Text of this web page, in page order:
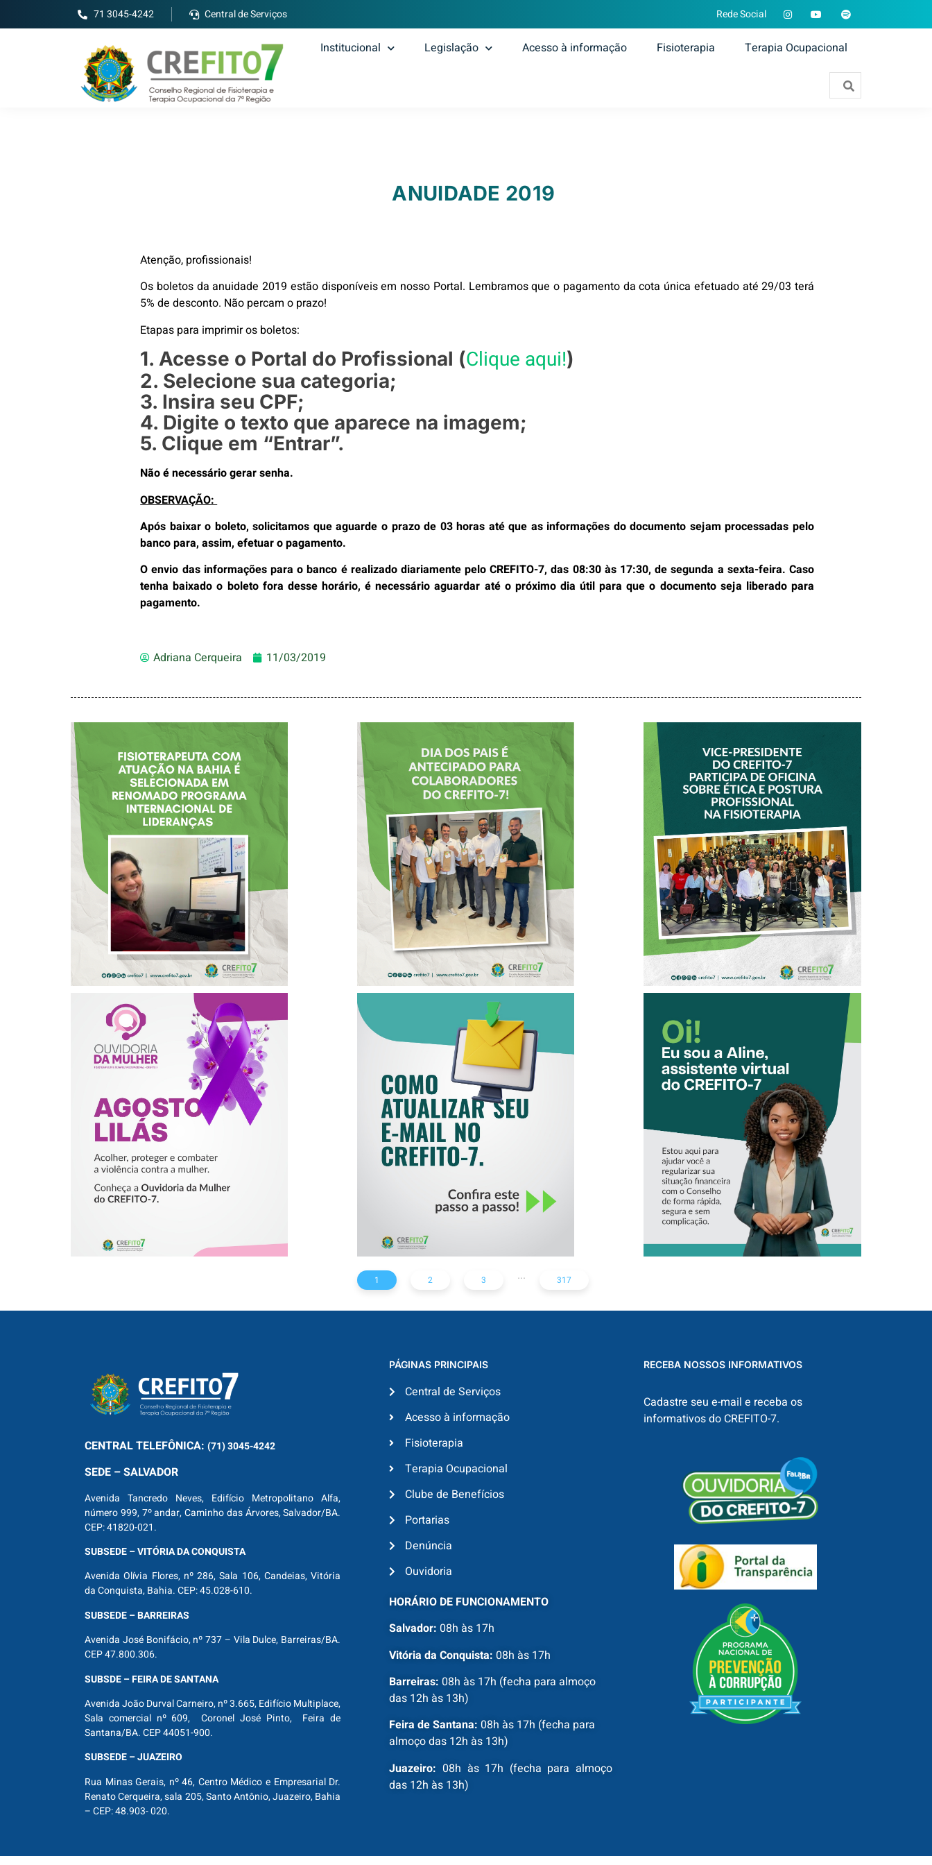
71 3045-4242 Central de Serviços Rede Social
Institucional Legislação Acesso à informação Fisioterapia Terapia Ocupacional
ANUIDADE 2019
Atenção, profissionais!
Os boletos da anuidade 2019 estão disponíveis em nosso Portal. Lembramos que o pagamento da cota única efetuado até 29/03 terá
5% de desconto. Não percam o prazo!
Etapas para imprimir os boletos:
1. Acesse o Portal do Profissional (Clique aqui!)
2. Selecione sua categoria;
3. Insira seu CPF;
4. Digite o texto que aparece na imagem;
5. Clique em “Entrar”.
Não é necessário gerar senha.
OBSERVAÇÃO:
Após baixar o boleto, solicitamos que aguarde o prazo de 03 horas até que as informações do documento sejam processadas pelo
banco para, assim, efetuar o pagamento.
O envio das informações para o banco é realizado diariamente pelo CREFITO-7, das 08:30 às 17:30, de segunda a sexta-feira. Caso
tenha baixado o boleto fora desse horário, é necessário aguardar até o próximo dia útil para que o documento seja liberado para
pagamento.
Adriana Cerqueira 11/03/2019
FISIOTERAPEUTA
COM ATUAÇÃO NA
BAHIA É
SELECIONADA EM
RENOMADO
PROGRAMA
INTERNACIONAL
DE LIDERANÇAS
DIA DOS PAIS É
ANTECIPADO
PARA
COLABORADORES
DO CREFITO-7
VICE-PRESIDENTE
DO CREFITO-7
PARTICIPA DE
OFICINA SOBRE
ÉTICA E POSTURA
PROFISSIONAL NA
FISIOTERAPIA
AGOSTO LILÁS –
ACOLHER,
PROTEGER E
COMBATER A
VIOLÊNCIA
CONTRA A
MULHER
COMO ATUALIZAR
SEU E-MAIL NO
CREFITO-7
CONHEÇA A
‘ALINE’,
ASSISTENTE
VIRTUAL DO
CREFITO-7
1 2 3 ... 317
CENTRALTELEFÔNICA: (71) 3045-4242
SEDE – SALVADOR
Avenida Tancredo Neves, Edifício Metropolitano Alfa,
número 999, 7º andar, Caminho das Árvores, Salvador/BA.
CEP: 41820-021.
SUBSEDE – VITÓRIA DA CONQUISTA
Avenida Olívia Flores, nº 286, Sala 106, Candeias, Vitória
da Conquista, Bahia. CEP: 45.028-610.
SUBSEDE – BARREIRAS
Avenida José Bonifácio, nº 737 – Vila Dulce, Barreiras/BA.
CEP 47.800.306.
SUBSDE – FEIRA DE SANTANA
Avenida João Durval Carneiro, nº 3.665, Edifício Multiplace,
Sala comercial nº 609, Coronel José Pinto, Feira de
Santana/BA. CEP 44051-900.
SUBSEDE – JUAZEIRO
Rua Minas Gerais, nº 46, Centro Médico e Empresarial Dr.
Renato Cerqueira, sala 205, Santo Antônio, Juazeiro, Bahia
– CEP: 48.903- 020.
PÁGINAS PRINCIPAIS
Central de Serviços
Acesso à informação
Fisioterapia
Terapia Ocupacional
Clube de Benefícios
Portarias
Denúncia
Ouvidoria
HORÁRIO DE FUNCIONAMENTO
Salvador: 08h às 17h
Vitória da Conquista: 08h às 17h
Barreiras: 08h às 17h (fecha para almoço
das 12h às 13h)
Feira de Santana: 08h às 17h (fecha para
almoço das 12h às 13h)
Juazeiro: 08h às 17h (fecha para almoço
das 12h às 13h)
RECEBA NOSSOS INFORMATIVOS
Cadastre seu e-mail e receba os
informativos do CREFITO-7.